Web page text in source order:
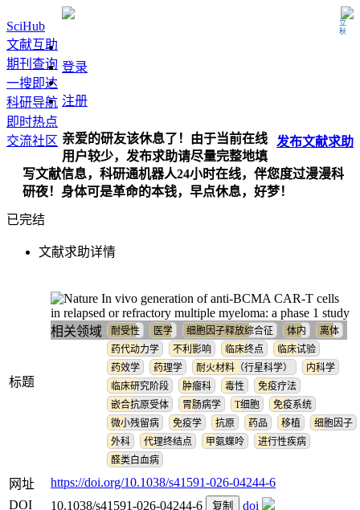
立秋
SciHub
文献互助
期刊查询
一搜即达
科研导航
即时热点
交流社区
登录
注册
发布文献求助
亲爱的研友该休息了！由于当前在线
用户较少，发布求助请尽量完整地填
写文献信息，科研通机器人24小时在线，伴您度过漫漫科
研夜！身体可是革命的本钱，早点休息，好梦！
已完结
文献求助详情
标题
In vivo generation of anti-BCMA CAR-T cells
in relapsed or refractory multiple myeloma: a phase 1 study
相关领域
耐受性 医学 细胞因子释放综合征 体内
离体
药代动力学
不利影响 临床终点
临床试验
药效学
药理学 耐火材料（行星科学）
内科学
临床研究阶段
肿瘤科 毒性
免疫疗法
嵌合抗原受体
胃肠病学 T细胞
免疫系统
微小残留病
免疫学 抗原 药品 移植
细胞因子
外科
代理终结点 甲氨蝶呤
进行性疾病
醛类白血病
网址
https://doi.org/10.1038/s41591-026-04244-6
DOI
10.1038/s41591-026-04244-6 复制 doi